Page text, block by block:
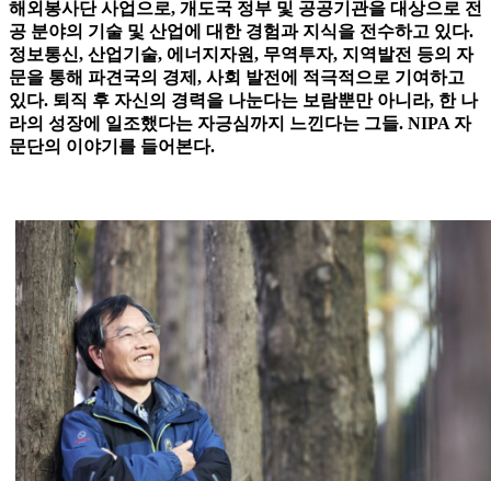
해외봉사단 사업으로, 개도국 정부 및 공공기관을 대상으로 전
공 분야의 기술 및 산업에 대한 경험과 지식을 전수하고 있다.
정보통신, 산업기술, 에너지자원, 무역투자, 지역발전 등의 자
문을 통해 파견국의 경제, 사회 발전에 적극적으로 기여하고
있다. 퇴직 후 자신의 경력을 나눈다는 보람뿐만 아니라, 한 나
라의 성장에 일조했다는 자긍심까지 느낀다는 그들. NIPA 자
문단의 이야기를 들어본다.